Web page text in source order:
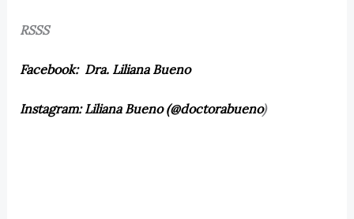
RSSS
Facebook: Dra. Liliana Bueno
Instagram: Liliana Bueno (@doctorabueno)